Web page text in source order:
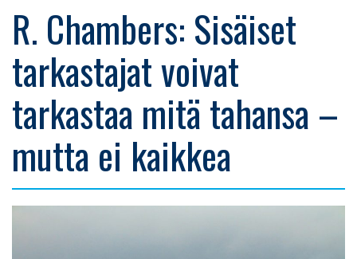
R. Chambers: Sisäiset
tarkastajat voivat
tarkastaa mitä tahansa –
mutta ei kaikkea